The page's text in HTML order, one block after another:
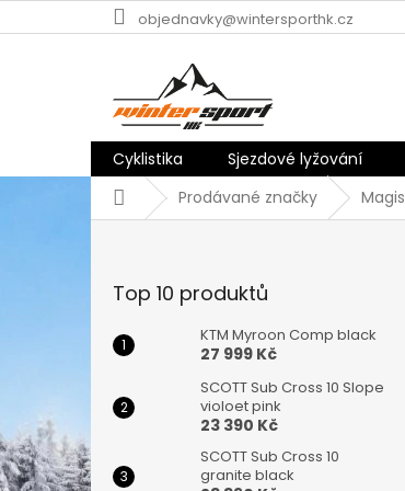
na
objednavky@wintersporthk.cz
Cyklistika Sjezdové lyžování
DomůProdávané značky
p
a
Top 10 produktů
KTM Myroon Comp black
27 999 Kč
SCOTT Sub Cross 10 Slope
violoet pink
23 390 Kč
SCOTT Sub Cross 10
granite black